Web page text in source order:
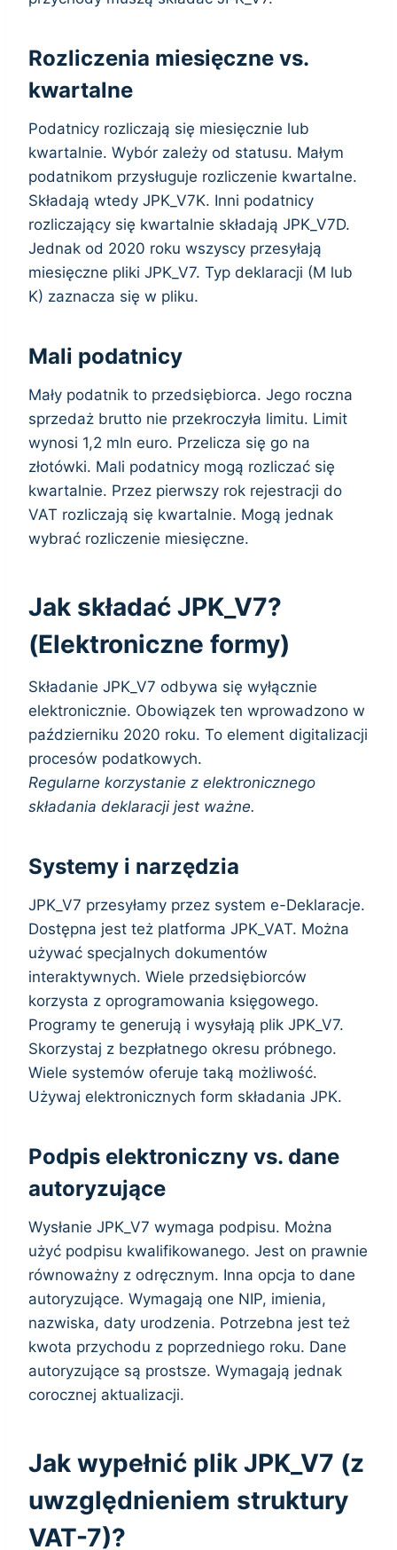
Rozliczenia miesięczne vs.
kwartalne
Podatnicy rozliczają się miesięcznie lub
kwartalnie. Wybór zależy od statusu. Małym
podatnikom przysługuje rozliczenie kwartalne.
Składają wtedy JPK_V7K. Inni podatnicy
rozliczający się kwartalnie składają JPK_V7D.
Jednak od 2020 roku wszyscy przesyłają
miesięczne pliki JPK_V7. Typ deklaracji (M lub
K) zaznacza się w pliku.
Mali podatnicy
Mały podatnik to przedsiębiorca. Jego roczna
sprzedaż brutto nie przekroczyła limitu. Limit
wynosi 1,2 mln euro. Przelicza się go na
złotówki. Mali podatnicy mogą rozliczać się
kwartalnie. Przez pierwszy rok rejestracji do
VAT rozliczają się kwartalnie. Mogą jednak
wybrać rozliczenie miesięczne.
Jak składać JPK_V7?
(Elektroniczne formy)
Składanie JPK_V7 odbywa się wyłącznie
elektronicznie. Obowiązek ten wprowadzono w
październiku 2020 roku. To element digitalizacji
procesów podatkowych.
Regularne korzystanie z elektronicznego
składania deklaracji jest ważne.
Systemy i narzędzia
JPK_V7 przesyłamy przez system e-Deklaracje.
Dostępna jest też platforma JPK_VAT. Można
używać specjalnych dokumentów
interaktywnych. Wiele przedsiębiorców
korzysta z oprogramowania księgowego.
Programy te generują i wysyłają plik JPK_V7.
Skorzystaj z bezpłatnego okresu próbnego.
Wiele systemów oferuje taką możliwość.
Używaj elektronicznych form składania JPK.
Podpis elektroniczny vs. dane
autoryzujące
Wysłanie JPK_V7 wymaga podpisu. Można
użyć podpisu kwalifikowanego. Jest on prawnie
równoważny z odręcznym. Inna opcja to dane
autoryzujące. Wymagają one NIP, imienia,
nazwiska, daty urodzenia. Potrzebna jest też
kwota przychodu z poprzedniego roku. Dane
autoryzujące są prostsze. Wymagają jednak
corocznej aktualizacji.
Jak wypełnić plik JPK_V7 (z
uwzględnieniem struktury
VAT-7)?